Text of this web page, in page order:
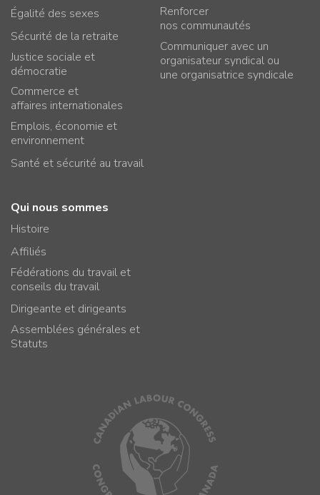
Égalité des sexes
Sécurité de la retraite
Justice sociale et
démocratie
Commerce et
affaires internationales
Emplois, économie et
environnement
Santé et sécurité au travail
Renforcer
nos communautés
Communiquer avec un
organisateur syndical ou
une organisatrice syndicale
Qui nous sommes
Histoire
Affiliés
Fédérations du travail et
conseils du travail
Dirigeante et dirigeants
Assemblées générales et
Statuts